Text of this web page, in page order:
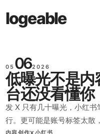
logeable
05 062026
低曝光不是
台还没看懂你
发 X 只有几十曝光，小红
行。更可能是账号标签太散
内容创作 小红书